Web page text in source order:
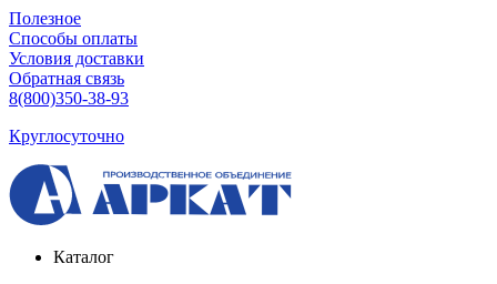
Полезное
Способы оплаты
Условия доставки
Обратная связь
8(800)350-38-93
Круглосуточно
Каталог